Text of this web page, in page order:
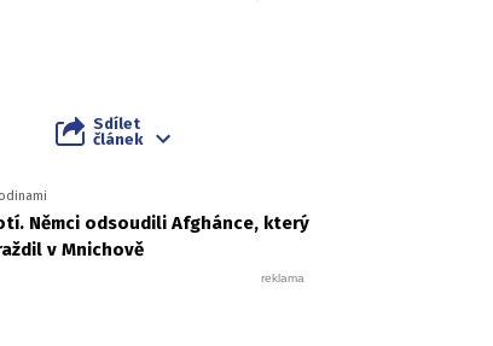
Sdílet
článek
Němci odsoudili Afghánce, který
v Mnichově